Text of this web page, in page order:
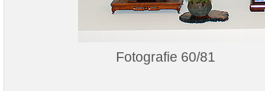
Fotografie 60/81